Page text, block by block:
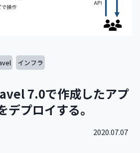
インフラ
7.0で作成したアプ
デプロイする。
2020.07.07